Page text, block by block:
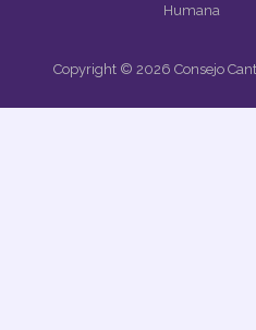
Humana
Copyright © 2026 Consejo